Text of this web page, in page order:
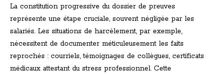
La constitution progressive du dossier de preuves
représente une étape cruciale, souvent négligée par les
salariés. Les situations de harcèlement, par exemple,
nécessitent de documenter méticuleusement les faits
reprochés : courriels, témoignages de collègues, certificats
médicaux attestant du stress professionnel. Cette